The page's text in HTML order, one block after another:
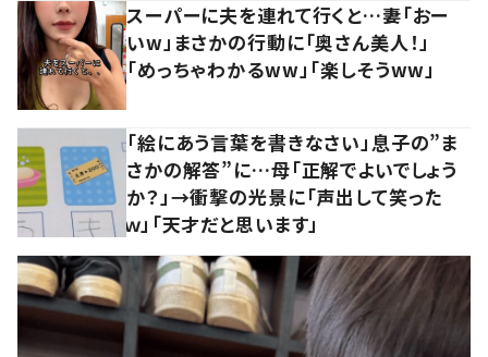
スーパーに夫を連れて行くと…妻「おー
いw」まさかの行動に「奥さん美人！」
「めっちゃわかるww」「楽しそうww」
「絵にあう言葉を書きなさい」息子の”ま
さかの解答”に…母「正解でよいでしょう
か？」→衝撃の光景に「声出して笑った
ｗ」「天才だと思います」